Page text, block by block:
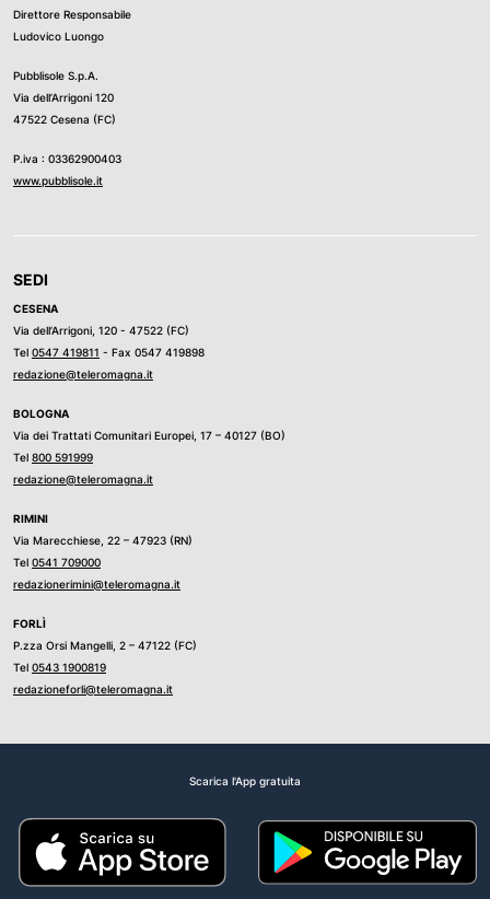
Direttore Responsabile
Ludovico Luongo
Pubblisole S.p.A.
Via dell’Arrigoni 120
47522 Cesena (FC)
P.iva : 03362900403
www.pubblisole.it
SEDI
CESENA
Via dell’Arrigoni, 120 - 47522 (FC)
Tel 0547 419811 - Fax 0547 419898
redazione@teleromagna.it
BOLOGNA
Via dei Trattati Comunitari Europei, 17 – 40127 (BO)
Tel 800 591999
redazione@teleromagna.it
RIMINI
Via Marecchiese, 22 – 47923 (RN)
Tel 0541 709000
redazionerimini@teleromagna.it
FORLÌ
P.zza Orsi Mangelli, 2 – 47122 (FC)
Tel 0543 1900819
redazioneforli@teleromagna.it
Scarica l'App gratuita